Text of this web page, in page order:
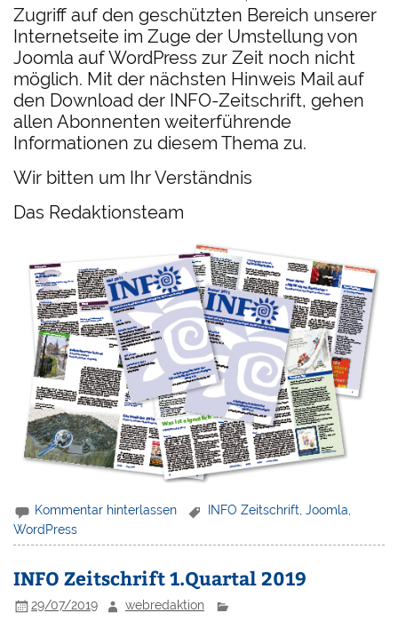
Zugriff auf den geschützten Bereich unserer
Internetseite im Zuge der Umstellung von
Joomla auf WordPress zur Zeit noch nicht
möglich. Mit der nächsten Hinweis Mail auf
den Download der INFO-Zeitschrift, gehen
allen Abonnenten weiterführende
Informationen zu diesem Thema zu.
Wir bitten um Ihr Verständnis
Das Redaktionsteam
Kommentar hinterlassen INFO Zeitschrift,Joomla,
WordPress
INFO Zeitschrift 1.Quartal 2019
29/07/2019 webredaktion